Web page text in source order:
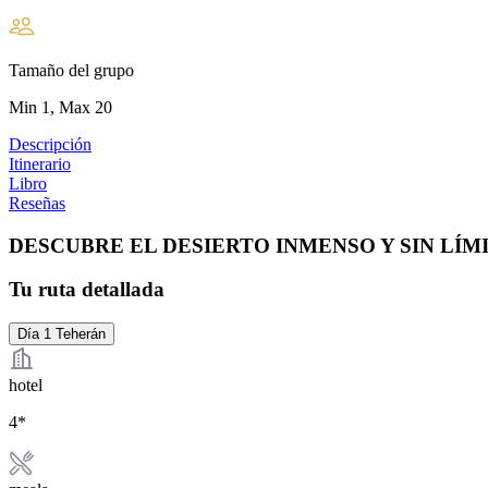
Tamaño del grupo
Min 1, Max 20
Descripción
Itinerario
Libro
Reseñas
DESCUBRE EL DESIERTO INMENSO Y SIN
Tu ruta detallada
Día 1 Teherán
hotel
4*